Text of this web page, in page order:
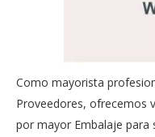
Como mayorista
Proveedores, ofrecemos
por mayor Embalaje para